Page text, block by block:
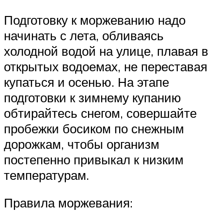
Подготовку к моржеванию надо
начинать с лета, обливаясь
холодной водой на улице, плавая в
открытых водоемах, не переставая
купаться и осенью. На этапе
подготовки к зимнему купанию
обтирайтесь снегом, совершайте
пробежки босиком по снежным
дорожкам, чтобы организм
постепенно привыкал к низким
температурам.
Правила моржевания: